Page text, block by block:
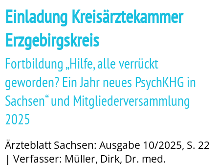
Einladung Kreisärztekammer
Erzgebirgskreis
Fortbildung „Hilfe, alle verrückt
geworden? Ein Jahr neues PsychKHG in
Sachsen“ und Mitgliederversammlung
2025
Ärzteblatt Sachsen: Ausgabe 10/2025, S. 22
| Verfasser: Müller, Dirk, Dr. med.